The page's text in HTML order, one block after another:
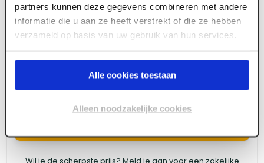
partners kunnen deze gegevens combineren met andere
informatie die u aan ze heeft verstrekt of die ze hebben
verzameld op basis van uw gebruik van hun services.
Alle cookies toestaan
Alleen noodzakelijke cookies
(250st/ds)
Meld je aan of maak een account aan om toegang
te krijgen tot de prijzen.